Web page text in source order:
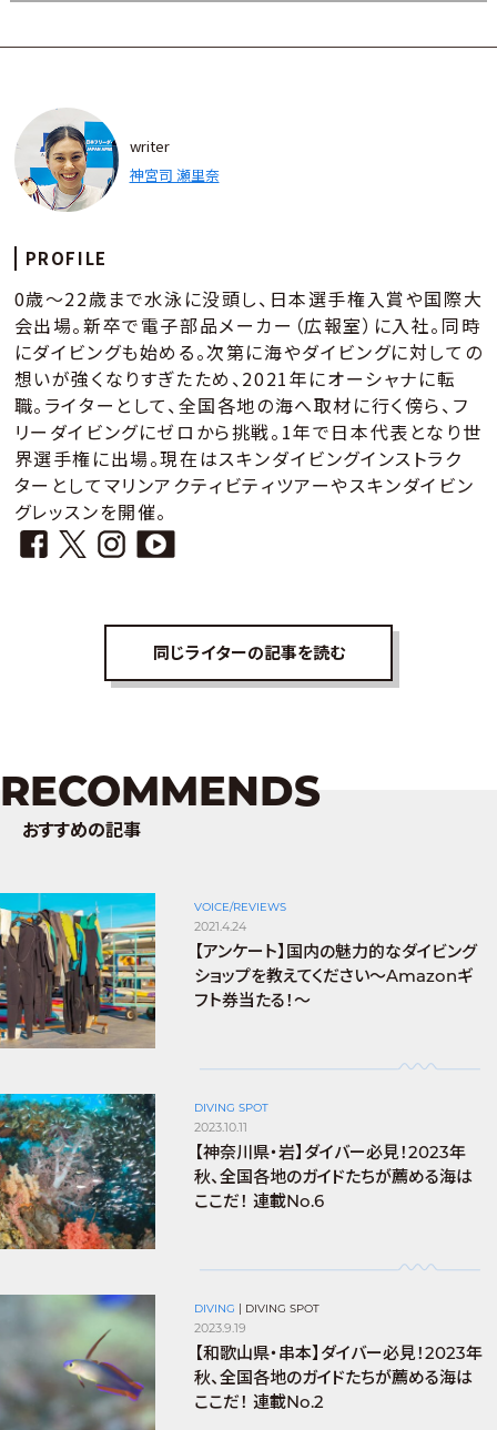
writer
神宮司 瀬里奈
PROFILE
0歳～22歳まで水泳に没頭し、日本選手権入賞や国際大
会出場。新卒で電子部品メーカー（広報室）に入社。同時
にダイビングも始める。次第に海やダイビングに対しての
想いが強くなりすぎたため、2021年にオーシャナに転
職。ライターとして、全国各地の海へ取材に行く傍ら、フ
リーダイビングにゼロから挑戦。1年で日本代表となり世
界選手権に出場。現在はスキンダイビングインストラク
ターとしてマリンアクティビティツアーやスキンダイビン
グレッスンを開催。
同じライターの記事を読む
RECOMMENDS
おすすめの記事
VOICE/REVIEWS
2021.4.24
【アンケート】国内の魅力的なダイビング
ショップを教えてください〜Amazonギ
フト券当たる！〜
DIVING SPOT
2023.10.11
【神奈川県・岩】ダイバー必見！2023年
秋、全国各地のガイドたちが薦める海は
ここだ！ 連載No.6
DIVING | DIVING SPOT
2023.9.19
【和歌山県・串本】ダイバー必見！2023年
秋、全国各地のガイドたちが薦める海は
ここだ！ 連載No.2